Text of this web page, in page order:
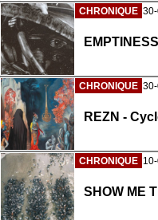
CHRONIQUE
CHRONIQUE
REZN -
CHRONIQUE
SHOW ME